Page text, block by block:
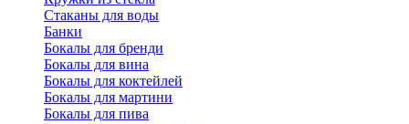
Стаканы для воды
Банки
Бокалы для бренди
Бокалы для вина
Бокалы для коктейлей
Бокалы для мартини
Бокалы для пива